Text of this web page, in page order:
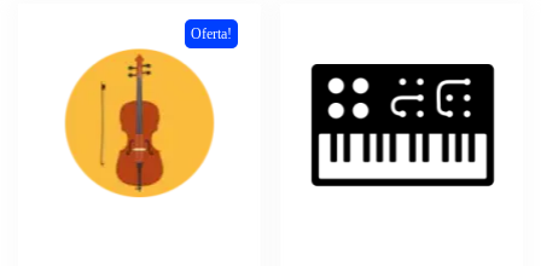
Oferta!